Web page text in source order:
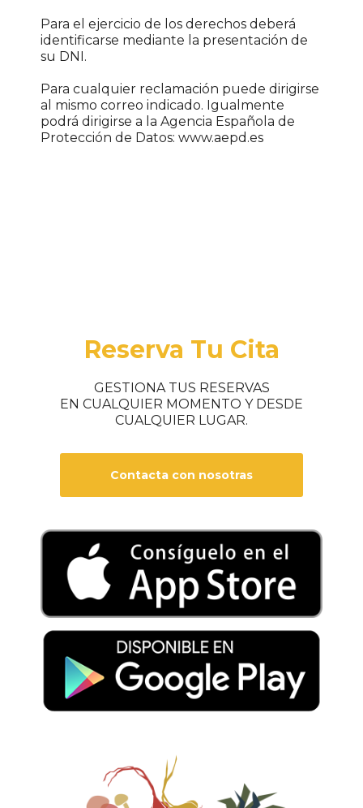
Para el ejercicio de los derechos deberá
identificarse mediante la presentación de
su DNI.
Para cualquier reclamación puede dirigirse
al mismo correo indicado. Igualmente
podrá dirigirse a la Agencia Española de
Protección de Datos: www.aepd.es
Reserva Tu Cita
GESTIONA TUS RESERVAS
EN CUALQUIER MOMENTO Y DESDE
CUALQUIER LUGAR.
Contacta con nosotras